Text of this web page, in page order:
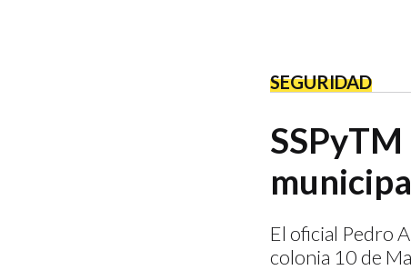
SEGURIDAD
El oficial Pedro
colonia 10 de